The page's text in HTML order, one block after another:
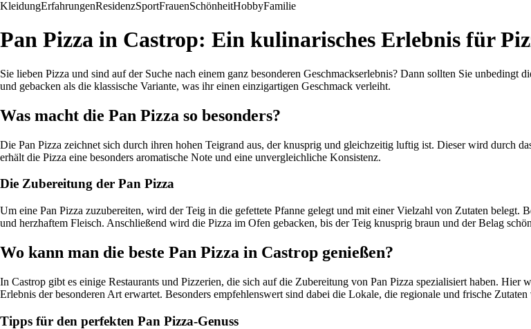
KleidungErfahrungenResidenzSportFrauenSchönheitHobbyFamilie
Pan Pizza in Castrop: Ein kulinarisches Erlebnis für
Sie lieben Pizza und sind auf der Suche nach einem ganz besonderen Geschmackserlebnis? Dann sollten Sie
und gebacken als die klassische Variante, was ihr einen einzigartigen Geschmack verleiht.
Was macht die Pan Pizza so besonders?
Die Pan Pizza zeichnet sich durch ihren hohen Teigrand aus, der knusprig und gleichzeitig luftig ist. Dieser wird durch
erhält die Pizza eine besonders aromatische Note und eine unvergleichliche Konsistenz.
Die Zubereitung der Pan Pizza
Um eine Pan Pizza zuzubereiten, wird der Teig in die gefettete Pfanne gelegt und mit einer Vielzahl von Zutaten belegt.
und herzhaftem Fleisch. Anschließend wird die Pizza im Ofen gebacken, bis der Teig knusprig braun und der Belag
Wo kann man die beste Pan Pizza in Castrop genießen?
In Castrop gibt es einige Restaurants und Pizzerien, die sich auf die Zubereitung von Pan Pizza spezialisiert haben.
Erlebnis der besonderen Art erwartet. Besonders empfehlenswert sind dabei die Lokale, die regionale und frische Zutaten
Tipps für den perfekten Pan Pizza-Genuss